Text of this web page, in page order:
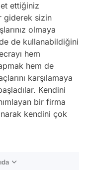
ettiğiniz
giderek sizin
olmaya
de kullanabildiğini
hem
hem de
karşılamaya
Kendini
bir firma
kendini çok